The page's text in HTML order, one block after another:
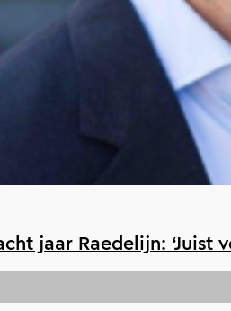
jaar Raedelijn: ‘Juist